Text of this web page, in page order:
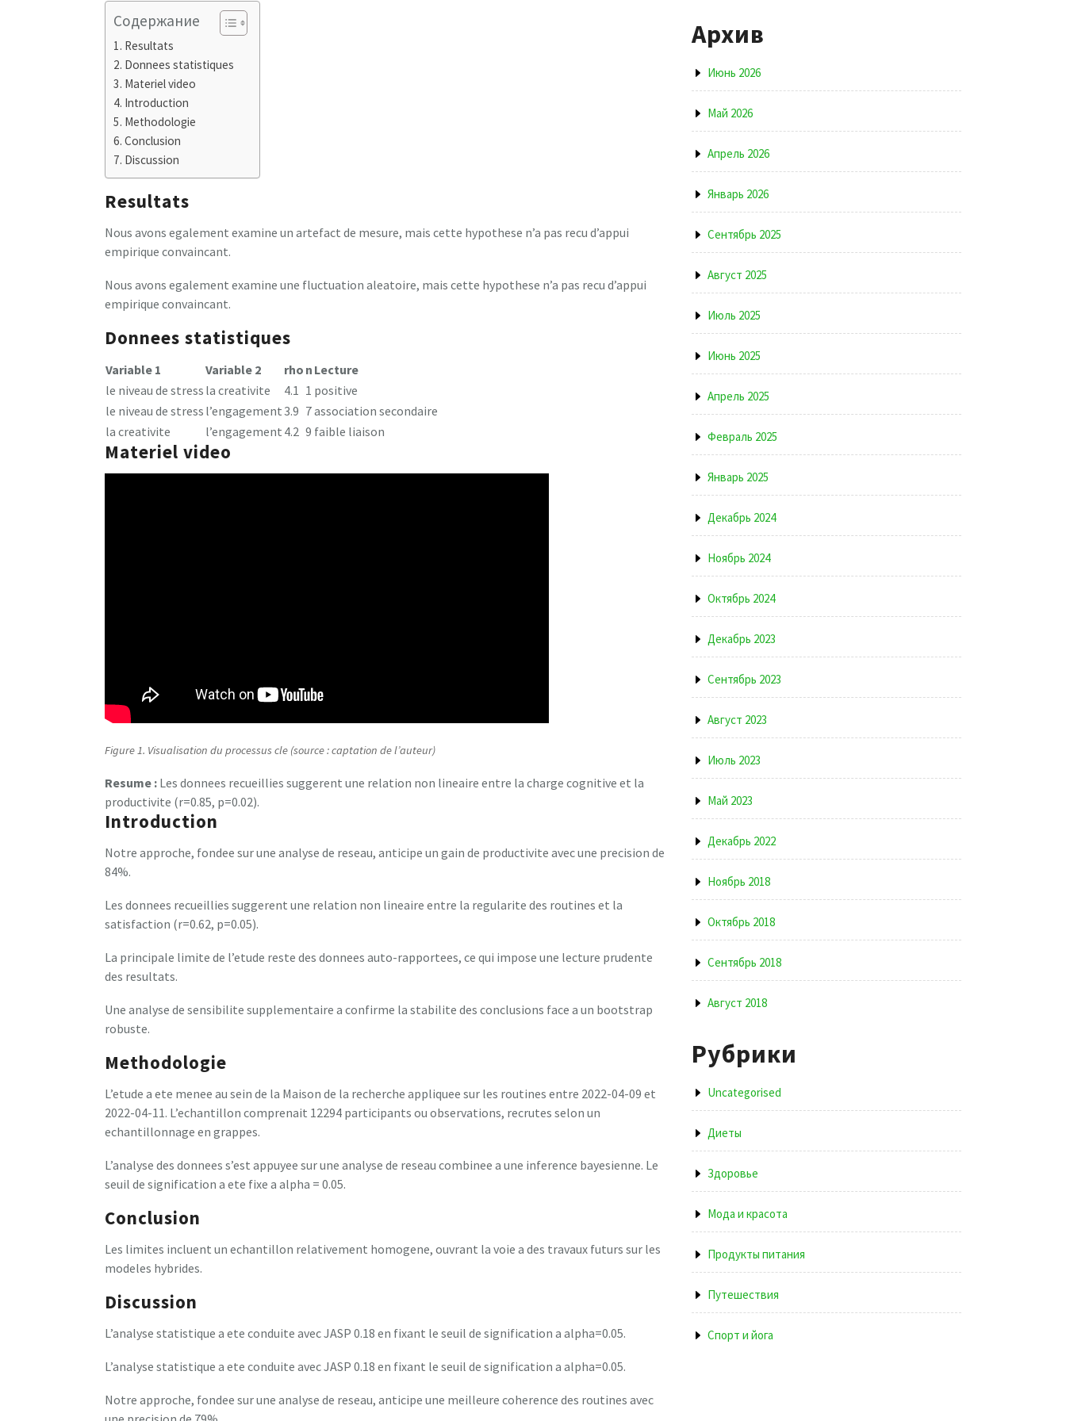
Содержание
Resultats
Donnees statistiques
Materiel video
Introduction
Methodologie
Conclusion
Discussion
Resultats
Nous avons egalement examine un artefact de mesure, mais cette hypothese n’a pas recu d’appui
empirique convaincant.
Nous avons egalement examine une fluctuation aleatoire, mais cette hypothese n’a pas recu d’appui
empirique convaincant.
Donnees statistiques
Variable 1 Variable 2 rho n Lecture
le niveau de stress la creativite 4.1 1 positive
le niveau de stress l’engagement3.9 7association secondaire
la creativite
l’engagement 4.2 9 faible liaison
Materiel video
Figure 1. Visualisation du processus cle (source : captation de l’auteur)
Resume : Les donnees recueillies suggerent une relation non lineaire entre la charge cognitive et la
productivite (r=0.85, p=0.02).
Introduction
Notre approche, fondee sur une analyse de reseau, anticipe un gain de productivite avec une precision de
84%.
Les donnees recueillies suggerent une relation non lineaire entre la regularite des routines et la
satisfaction (r=0.62, p=0.05).
La principale limite de l’etude reste des donnees auto-rapportees, ce qui impose une lecture prudente
des resultats.
Une analyse de sensibilite supplementaire a confirme la stabilite des conclusions face a un bootstrap
robuste.
Methodologie
L’etude a ete menee au sein de la Maison de la recherche appliquee sur les routines entre 2022-04-09 et
2022-04-11. L’echantillon comprenait 12294 participants ou observations, recrutes selon un
echantillonnage en grappes.
L’analyse des donnees s’est appuyee sur une analyse de reseau combinee a une inference bayesienne. Le
seuil de signification a ete fixe a alpha = 0.05.
Conclusion
Les limites incluent un echantillon relativement homogene, ouvrant la voie a des travaux futurs sur les
modeles hybrides.
Discussion
L’analyse statistique a ete conduite avec JASP 0.18 en fixant le seuil de signification a alpha=0.05.
L’analyse statistique a ete conduite avec JASP 0.18 en fixant le seuil de signification a alpha=0.05.
Notre approche, fondee sur une analyse de reseau, anticipe une meilleure coherence des routines avec
Архив
Июнь 2026
Май 2026
Апрель 2026
Январь 2026
Сентябрь 2025
Август 2025
Июль 2025
Июнь 2025
Апрель 2025
Февраль 2025
Январь 2025
Декабрь 2024
Ноябрь 2024
Октябрь 2024
Декабрь 2023
Сентябрь 2023
Август 2023
Июль 2023
Май 2023
Декабрь 2022
Ноябрь 2018
Октябрь 2018
Сентябрь 2018
Август 2018
Рубрики
Uncategorised
Диеты
Здоровье
Мода и красота
Продукты питания
Путешествия
Спорт и йога